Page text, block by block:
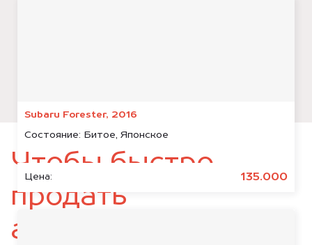
Subaru Forester, 2016
Состояние: Битое, Японское
Цена: 135.000
Чтобы быстро
продать
автомобиль,